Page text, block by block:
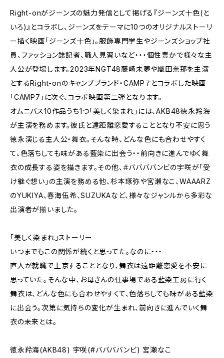
Right-onがジーンズの魅力発信として掲げる『ジーンズ十色(と
いろ)』とコラボし、ジーンズをテーマに10つのオリジナルストーリ
ー描く映画「ジーンズ十色」。服飾専門学生やジーンズショップ社
員、ファッション誌記者、職人見習いなど・・・個性豊かで様々な主
人公が登場します。2023年NGT48藤崎未夢や織田奈那を主演
とするRight-onのキャンプブランド・CAMP７とコラボした映画
「CAMP7」に次ぐ、コラボ映画第二弾となります。
オムニバス10作品うち1つ「美しく染まれ」には、AKB48徳永羚海
が主演を務めます。彼氏と遠距離恋愛することとなり不安に思う
徳永演じる主人公・舞衣。そんな時、どんな色にも合わせやすく
て、色落ちしても味がある藍染に出会う・・前向きに進んでゆく舞
衣の成長する姿を描きます。その他、＃ババババンビの宇咲が「受
け継ぐ想い」の主演を務める他、杉本琢弥や宮瀬なこ、WAAARZ
のYUKIYA、春海伍希、SUZUKAなど、様々なジャンルから多彩な
出演者が揃いました。
「美しく染まれ」ストーリー
いつまでもこの関係が続くと思ってた。なのに・・・
直人が就職で上京することとなり、舞衣は遠距離恋愛を不安に
思っていた。そんな中、お母さんの仕事場である藍染工房に行く
舞衣は、どんな色にも合わせやすくて、色落ちしても味がある藍染
に出会う。次第に気持ちの変化が生まれ、前向きに進んでいく舞
衣の未来とは。
徳永羚海(AKB48) 宇咲(#ババババンビ) 宮瀬なこ